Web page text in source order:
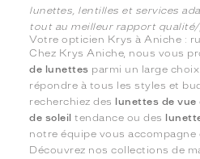
lunettes, lentilles et services
tout au meilleur rapport qualité/
Votre opticien Krys à Aniche :
Chez Krys Aniche, nous vous
de lunettes parmi un large
répondre à tous les styles et
recherchiez des lunettes de vue
de soleil tendance ou des
notre équipe vous accompagne
Découvrez nos collections de